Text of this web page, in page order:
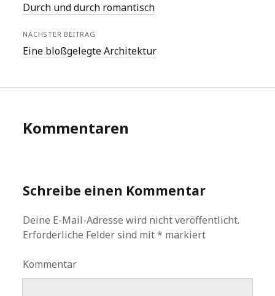
Durch und durch romantisch
NÄCHSTER BEITRAG
Eine bloßgelegte Architektur
Kommentaren
Schreibe einen Kommentar
Deine E-Mail-Adresse wird nicht veröffentlicht.
Erforderliche Felder sind mit* markiert
Kommentar